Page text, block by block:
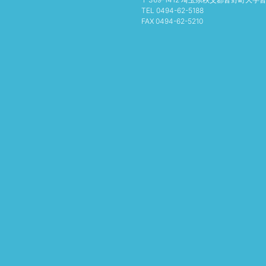
TEL 0494-62-5188
FAX 0494-62-5210